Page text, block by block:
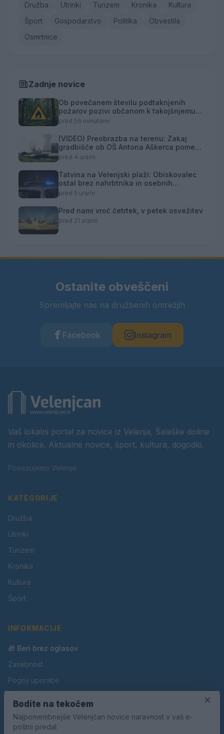
Družba Utrinki Turizem Kronika
Kultura
Šport
Gospodarstvo Politika
Obvestila
Osmrtnice
Zadnje novice
Ob povečanem številu podtaknjenih
požarov pozivi občanom k takojšnjemu
obveščanju policije
pred 56 minutami
(VIDEO) Preobrazba na terenu: Zakaj
gradbišče ob OŠ Antona Aškerca pomeni
naložbo v prihodnost?
pred 4 urami
Tatvina na Velenjski plaži: Obiskovalec
ostal brez nahrbtnika in osebnih
predmetov
pred 5 urami
Pred nami vroč četrtek, v petek osvežitev
pred 21 urami
Ostanite obveščeni
Spremljajte nas na družbenih omrežjih
Facebook Instagram
Vaš lokalni portal za novice iz Velenja, Šaleške doline
in okolice. Aktualne novice, šport, kultura, dogodki.
Povezujemo Velenje.
KATEGORIJE
Družba
Utrinki
Turizem
Kronika
Kultura
Šport
INFORMACIJE
🎁 Beri brez oglasov
Zasebnost
Pogoji uporabe
Oglaševanje
Kontakt
×
Bodite na tekočem
Najpomembnejše Velenjčan novice naravnost v vaš e-
poštni predal.